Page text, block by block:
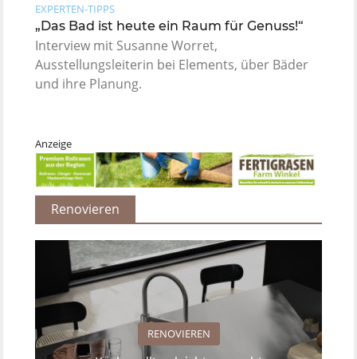
EXPERTEN-TIPPS
„Das Bad ist heute ein Raum für Genuss!“
Interview mit Susanne Worret,
Ausstellungsleiterin bei Elements, über Bäder
und ihre Planung.
Anzeige
Renovieren
RENOVIEREN